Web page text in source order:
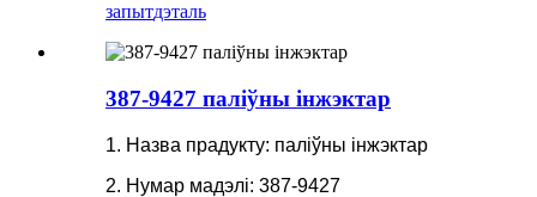
запытдэталь
387-9427 паліўны інжэктар
1. Назва прадукту: паліўны інжэктар
2. Нумар мадэлі: 387-9427